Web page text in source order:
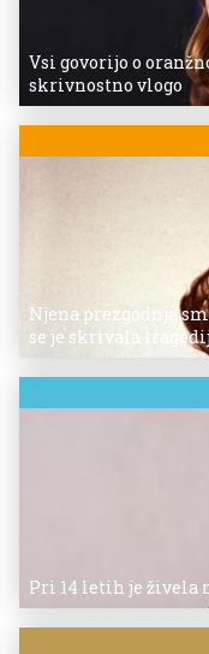
Vsi govorijo o
skrivnostno vlogo
Njena prezgodnja
se je skrivala
Pri 14 letih je živela